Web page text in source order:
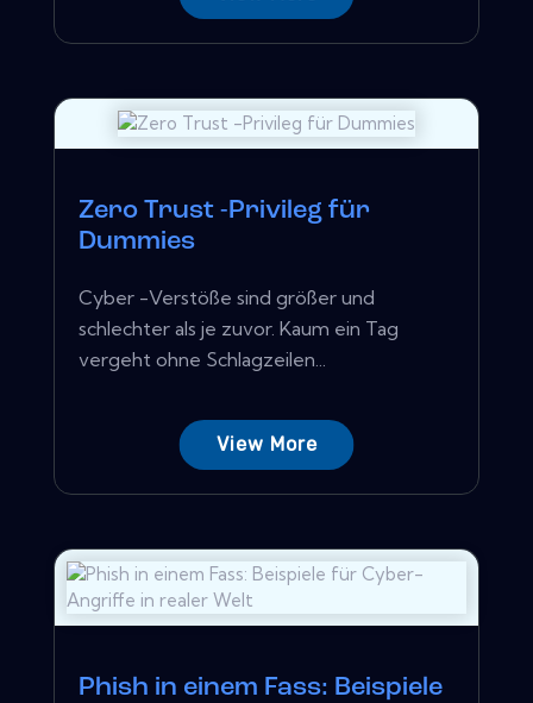
Zero Trust -Privileg für
Dummies
Cyber ​​-Verstöße sind größer und
schlechter als je zuvor. Kaum ein Tag
vergeht ohne Schlagzeilen...
View More
Phish in einem Fass: Beispiele